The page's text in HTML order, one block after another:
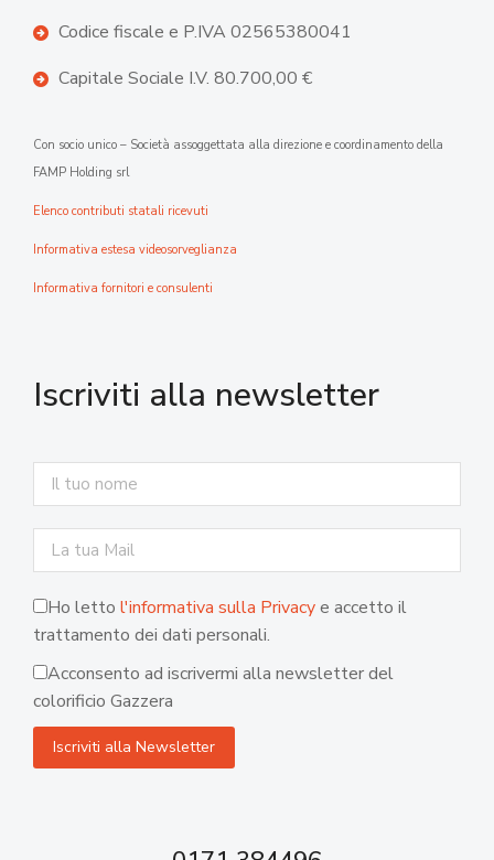
Codice fiscale e P.IVA 02565380041
Capitale Sociale I.V. 80.700,00 €
Con socio unico – Società assoggettata alla direzione e coordinamento della
FAMP Holding srl
Elenco contributi statali ricevuti
Informativa estesa videosorveglianza
Informativa fornitori e consulenti
Iscriviti alla newsletter
Ho letto l'informativa sulla Privacye accetto il
trattamento dei dati personali.
Acconsento ad iscrivermi alla newsletter del
colorificio Gazzera